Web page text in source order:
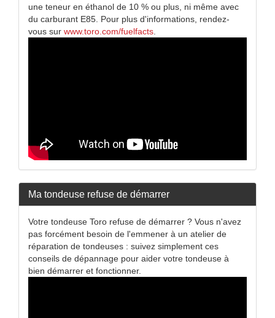
une teneur en éthanol de 10 % ou plus, ni même avec
du carburant E85. Pour plus d'informations, rendez-
vous sur www.toro.com/fuelfacts
Ma tondeuse refuse de démarrer
Votre tondeuse Toro refuse de démarrer ? Vous n'avez
pas forcément besoin de l'emmener à un atelier de
réparation de tondeuses : suivez simplement ces
conseils de dépannage pour aider votre tondeuse à
bien démarrer et fonctionner.